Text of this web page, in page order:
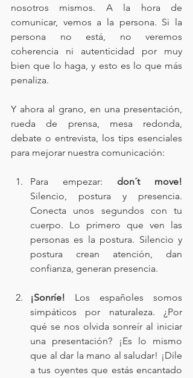
nosotros mismos. A la hora de
comunicar, vemos a la persona. Si la
persona no está, no veremos
coherencia ni autenticidad por muy
bien que lo haga, y esto es lo que más
penaliza.
Y ahora al grano, en una presentación,
rueda de prensa, mesa redonda,
debate o entrevista, los tips esenciales
para mejorar nuestra comunicación:
Para empezar:
Silencio, postura y presencia.
Conecta unos segundos con tu
cuerpo. Lo primero que ven las
personas es la postura. Silencio y
postura crean atención, dan
confianza, generan presencia.
¡Sonríe! Los españoles somos
simpáticos por naturaleza. ¿Por
qué se nos olvida sonreír al iniciar
una presentación? ¡Es lo mismo
que al dar la mano al saludar! ¡Dile
a tus oyentes que estás encantado